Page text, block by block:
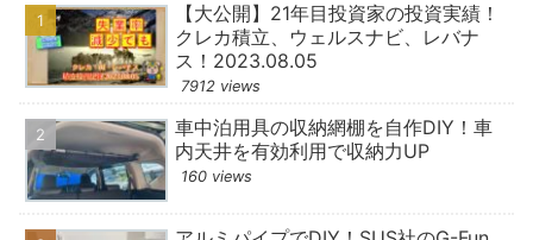
【大公開】21年目投資家の投資実績！
クレカ積立、ウェルスナビ、レバナ
ス！2023.08.05
7912 views
車中泊用具の収納網棚を自作DIY！車
内天井を有効利用で収納力UP
160 views